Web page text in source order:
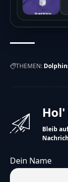
THEMEN:
Bleib
Dein Name